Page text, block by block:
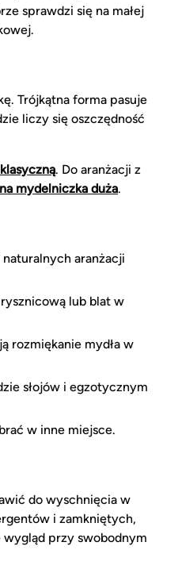
sprawdzi się na małej
Trójkątna forma pasuje
liczy się oszczędność
. Do aranżacji z
mydelniczka duża.
aranżacji
lub blat w
rozmiękanie mydła w
słojów i egzotycznym
w inne miejsce.
do wyschnięcia w
i zamkniętych,
przy swobodnym